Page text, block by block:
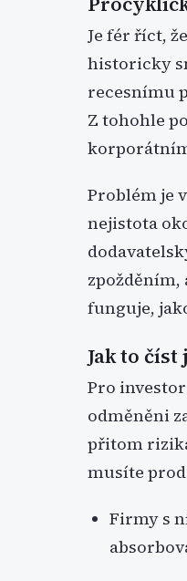
Je fér říct,
historicky
recesnímu
Z tohohle
Problém je
nejistota
zpožděním,
funguje,
Jak to
Pro
odměněni
přitom
musíte
Firmy s